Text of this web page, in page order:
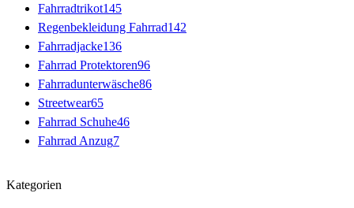
Fahrradtrikot145
Regenbekleidung Fahrrad142
Fahrradjacke136
Fahrrad Protektoren96
Fahrradunterwäsche86
Streetwear65
Fahrrad Schuhe46
Fahrrad Anzug7
Kategorien